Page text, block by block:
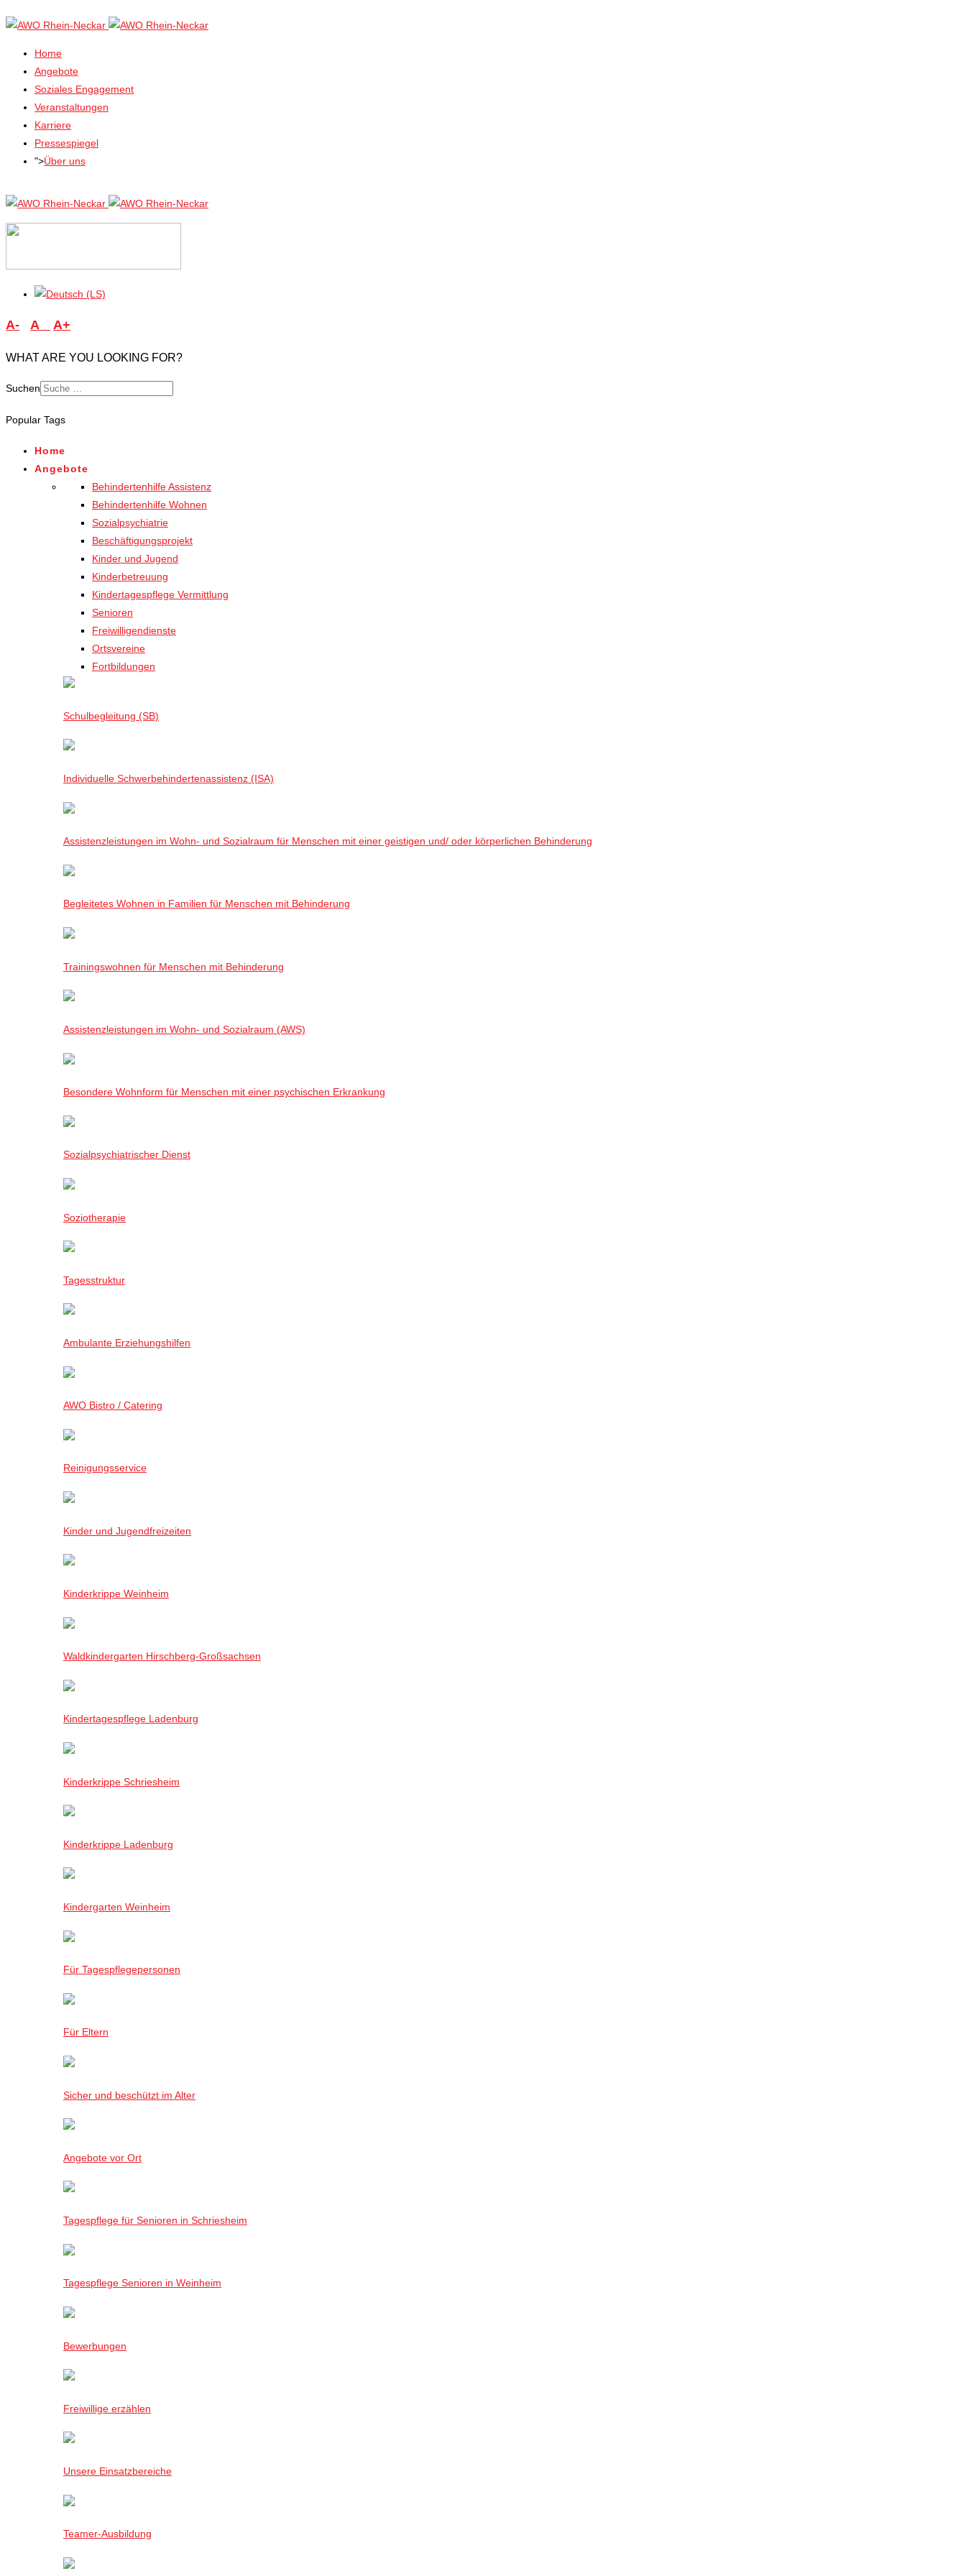
Home
Angebote
Soziales Engagement
Veranstaltungen
Karriere
Pressespiegel
">Über uns
A- A A+
WHAT ARE YOU LOOKING FOR?
Suchen
Popular Tags
Home
Angebote
Behindertenhilfe Assistenz
Behindertenhilfe Wohnen
Sozialpsychiatrie
Beschäftigungsprojekt
Kinder und Jugend
Kinderbetreuung
Kindertagespflege Vermittlung
Senioren
Freiwilligendienste
Ortsvereine
Fortbildungen
Schulbegleitung (SB)
Individuelle Schwerbehindertenassistenz (ISA)
Assistenzleistungen im Wohn- und Sozialraum für Menschen mit einer geistigen und/ oder körperlichen Behinderung
Begleitetes Wohnen in Familien für Menschen mit Behinderung
Trainingswohnen für Menschen mit Behinderung
Assistenzleistungen im Wohn- und Sozialraum (AWS)
Besondere Wohnform für Menschen mit einer psychischen Erkrankung
Sozialpsychiatrischer Dienst
Soziotherapie
Tagesstruktur
Ambulante Erziehungshilfen
AWO Bistro / Catering
Reinigungsservice
Kinder und Jugendfreizeiten
Kinderkrippe Weinheim
Waldkindergarten Hirschberg-Großsachsen
Kindertagespflege Ladenburg
Kinderkrippe Schriesheim
Kinderkrippe Ladenburg
Kindergarten Weinheim
Für Tagespflegepersonen
Für Eltern
Sicher und beschützt im Alter
Angebote vor Ort
Tagespflege für Senioren in Schriesheim
Tagespflege Senioren in Weinheim
Bewerbungen
Freiwillige erzählen
Unsere Einsatzbereiche
Teamer-Ausbildung